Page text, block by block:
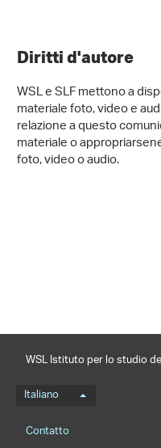
Diritti d'autore
WSL e SLF mettono a
materiale foto, video e
relazione a questo
materiale o
foto, video o audio.
WSL Istituto per lo studio
Menu della
Italiano
Contatto